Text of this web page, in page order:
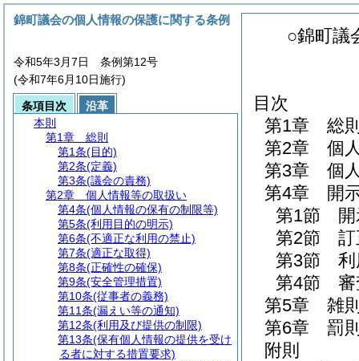
○錦町議
目次
第1章
総
第2章
個
第3章
個
第4章
開
第1節
第2節
第3節
第4節
第5章
雑
第6章
罰
附則
錦町議会の個人情報の保護に関する条例
令和5年3月7日 条例第12号
(令和7年6月10日施行)
条項目次
沿革
本則
第1章
総則
第1条(目的)
第2条(定義)
第3条(議会の責務)
第2章
個人情報等の取扱い
第4条(個人情報の保有の制限等)
第5条(利用目的の明示)
第6条(不適正な利用の禁止)
第7条(適正な取得)
第8条(正確性の確保)
第9条(安全管理措置)
第10条(従事者の義務)
第11条(漏えい等の通知)
第12条(利用及び提供の制限)
第13条(保有個人情報の提供を受け
る者に対する措置要求)